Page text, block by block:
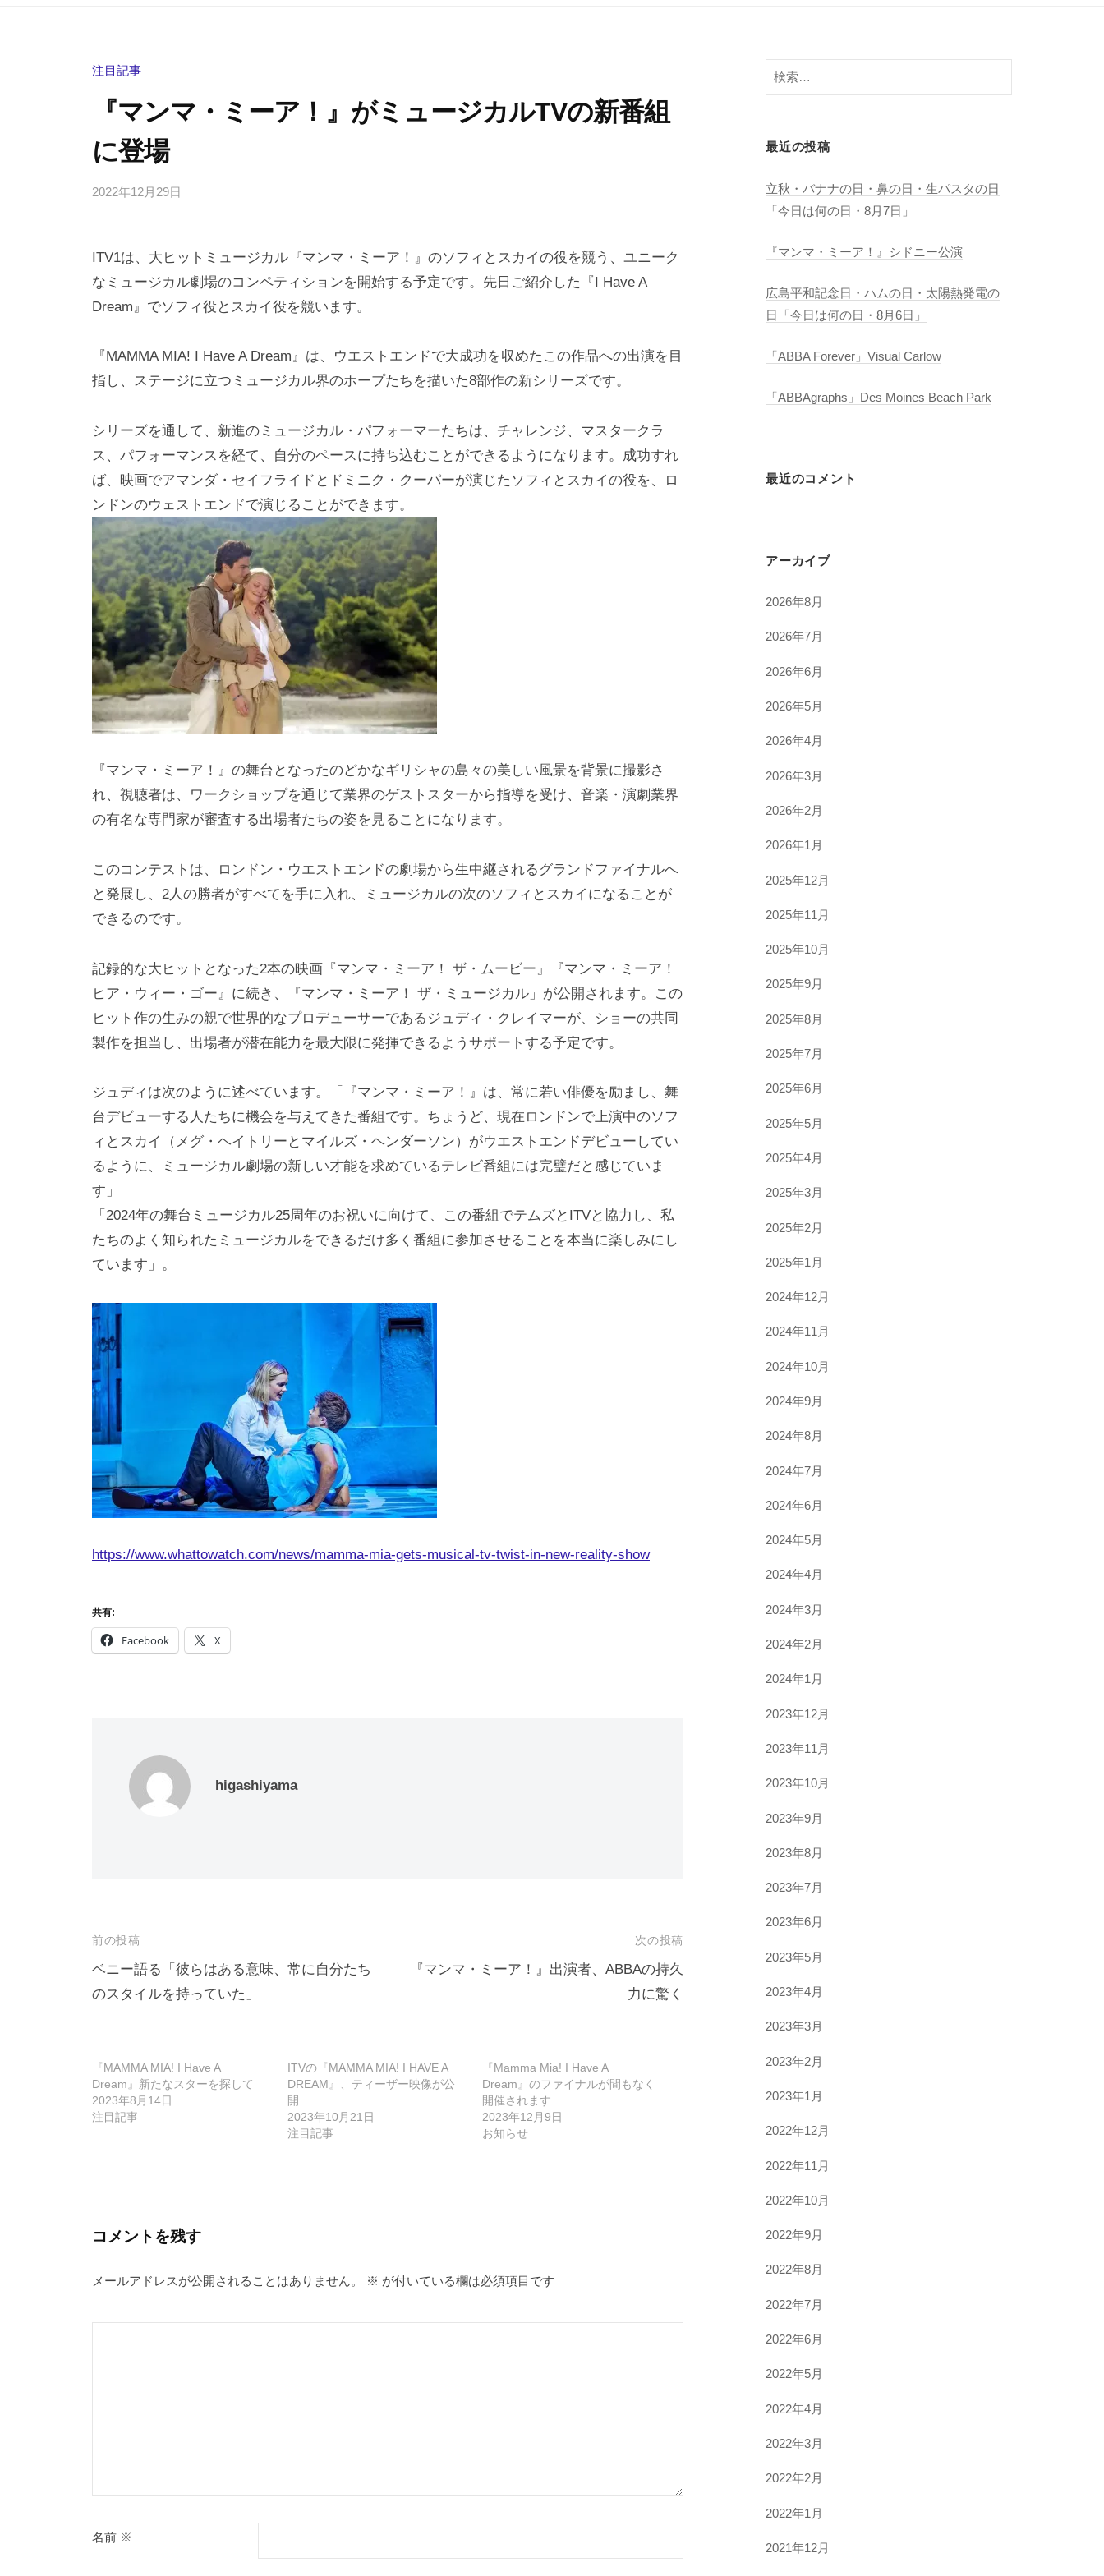
注目記事
『マンマ・ミーア！』がミュージカルTVの新番組
に登場
2022年12月29日
i
g
a
m
a
の
コ
メ
ITV1は、大ヒットミュージカル『マンマ・ミーア！』のソフィとスカイの役を競う、ユニーク
なミュージカル劇場のコンペティションを開始する予定です。先日ご紹介した『I Have A
Dream』でソフィ役とスカイ役を競います。
『MAMMA MIA! I Have A Dream』は、ウエストエンドで大成功を収めたこの作品への出演を目
指し、ステージに立つミュージカル界のホープたちを描いた8部作の新シリーズです。
シリーズを通して、新進のミュージカル・パフォーマーたちは、チャレンジ、マスタークラ
ス、パフォーマンスを経て、自分のペースに持ち込むことができるようになります。成功すれ
ば、映画でアマンダ・セイフライドとドミニク・クーパーが演じたソフィとスカイの役を、ロ
ンドンのウェストエンドで演じることができます。
『マンマ・ミーア！』の舞台となったのどかなギリシャの島々の美しい風景を背景に撮影さ
れ、視聴者は、ワークショップを通じて業界のゲストスターから指導を受け、音楽・演劇業界
の有名な専門家が審査する出場者たちの姿を見ることになります。
このコンテストは、ロンドン・ウエストエンドの劇場から生中継されるグランドファイナルへ
と発展し、2人の勝者がすべてを手に入れ、ミュージカルの次のソフィとスカイになることが
できるのです。
記録的な大ヒットとなった2本の映画『マンマ・ミーア！ ザ・ムービー』『マンマ・ミーア！
ヒア・ウィー・ゴー』に続き、『マンマ・ミーア！ ザ・ミュージカル」が公開されます。この
ヒット作の生みの親で世界的なプロデューサーであるジュディ・クレイマーが、ショーの共同
製作を担当し、出場者が潜在能力を最大限に発揮できるようサポートする予定です。
ジュディは次のように述べています。「『マンマ・ミーア！』は、常に若い俳優を励まし、舞
台デビューする人たちに機会を与えてきた番組です。ちょうど、現在ロンドンで上演中のソフ
ィとスカイ（メグ・ヘイトリーとマイルズ・ヘンダーソン）がウエストエンドデビューしてい
るように、ミュージカル劇場の新しい才能を求めているテレビ番組には完璧だと感じていま
す」
「2024年の舞台ミュージカル25周年のお祝いに向けて、この番組でテムズとITVと協力し、私
たちのよく知られたミュージカルをできるだけ多く番組に参加させることを本当に楽しみにし
ています」。
https://www.whattowatch.com/news/mamma-mia-gets-musical-tv-twist-in-new-reality-show
共有:
Facebook X
higashiyama
投
稿
ナ
ー
シ
前の投稿
ベニー語る「彼らはある意味、常に自分たち
のスタイルを持っていた」
次の投稿
『マンマ・ミーア！』出演者、ABBAの持久
力に驚く
『MAMMA MIA! I Have A
Dream』新たなスターを探して
2023年8月14日
注目記事
ITVの『MAMMA MIA! I HAVE A
DREAM』、ティーザー映像が公
開
2023年10月21日
注目記事
『Mamma Mia! I Have A
Dream』のファイナルが間もなく
開催されます
2023年12月9日
お知らせ
コメントを残す
メールアドレスが公開されることはありません。 ※ が付いている欄は必須項目です
名前 ※
検
索:
最近の投稿
立秋・バナナの日・鼻の日・生パスタの日
「今日は何の日・8月7日」
『マンマ・ミーア！』シドニー公演
広島平和記念日・ハムの日・太陽熱発電の
日「今日は何の日・8月6日」
「ABBA Forever」Visual Carlow
「ABBAgraphs」Des Moines Beach Park
最近のコメント
アーカイブ
2026年8月
2026年7月
2026年6月
2026年5月
2026年4月
2026年3月
2026年2月
2026年1月
2025年12月
2025年11月
2025年10月
2025年9月
2025年8月
2025年7月
2025年6月
2025年5月
2025年4月
2025年3月
2025年2月
2025年1月
2024年12月
2024年11月
2024年10月
2024年9月
2024年8月
2024年7月
2024年6月
2024年5月
2024年4月
2024年3月
2024年2月
2024年1月
2023年12月
2023年11月
2023年10月
2023年9月
2023年8月
2023年7月
2023年6月
2023年5月
2023年4月
2023年3月
2023年2月
2023年1月
2022年12月
2022年11月
2022年10月
2022年9月
2022年8月
2022年7月
2022年6月
2022年5月
2022年4月
2022年3月
2022年2月
2022年1月
2021年12月